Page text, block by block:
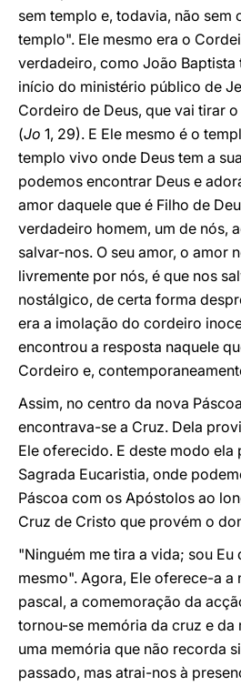
sem templo e, todavia, não sem
templo". Ele mesmo era o
verdadeiro, como João Baptista
início do ministério público de
Cordeiro de Deus, que vai tirar
(Jo 1, 29). E Ele mesmo é o
templo vivo onde Deus tem a
podemos encontrar Deus e
amor daquele que é Filho de
verdadeiro homem, um de nós,
salvar-nos. O seu amor, o amor
livremente por nós, é que nos
nostálgico, de certa forma
era a imolação do cordeiro
encontrou a resposta naquele
Cordeiro e,
Assim, no centro da nova
encontrava-se a Cruz. Dela
Ele oferecido. E deste modo ela
Sagrada Eucaristia, onde
Páscoa com os Apóstolos ao
Cruz de Cristo que provém o
"Ninguém me tira a vida; sou Eu
mesmo". Agora, Ele oferece-a a
pascal, a comemoração da
tornou-se memória da cruz e da
uma memória que não recorda
passado, mas atrai-nos à